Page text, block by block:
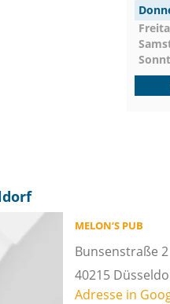
MELON‘S PUB
Bunsenstraße 2
40215
Adresse in